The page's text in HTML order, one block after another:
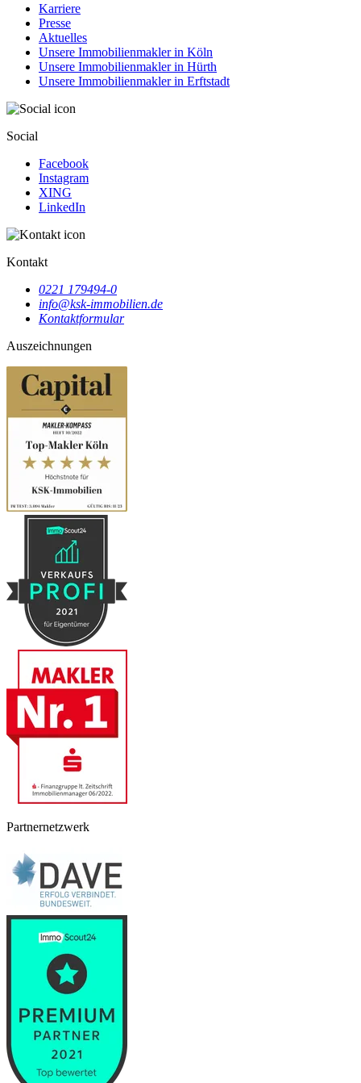
Karriere
Presse
Aktuelles
Unsere Immobilienmakler in Köln
Unsere Immobilienmakler in Hürth
Unsere Immobilienmakler in Erftstadt
Social
Facebook
Instagram
XING
LinkedIn
Kontakt
0221 179494-0
info@ksk-immobilien.de
Kontaktformular
Auszeichnungen
Partnernetzwerk